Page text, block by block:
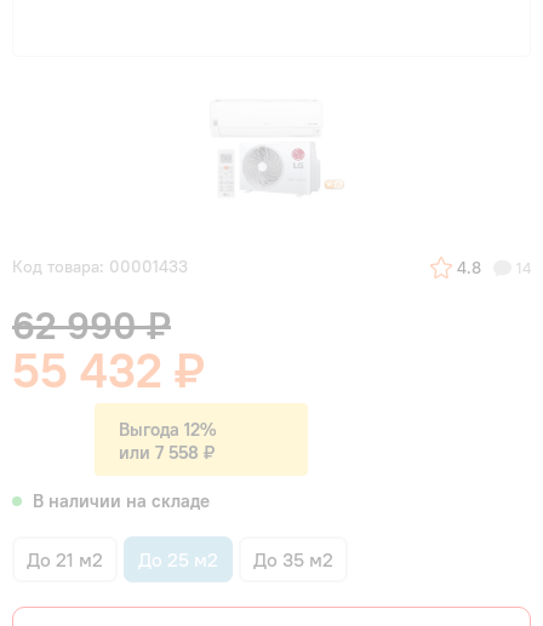
Код товара: 00001433 4.8 14
62 990 ₽
55 432 ₽
Выгода 12%
или 7 558 ₽
В наличии на складе
До 21 м2 До 25 м2 До 35 м2